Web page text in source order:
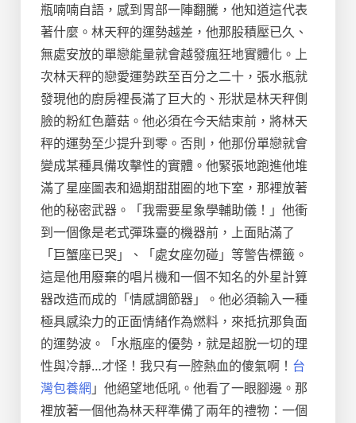
瓶喃喃自語，感到胃部一陣翻騰，他知道這代表
著什麼。林天秤的運勢越差，他那股積壓已久、
無處安放的單戀能量就會越發瘋狂地實體化。上
次林天秤的戀愛運勢跌至百分之二十，張水瓶就
發現他的廚房裡長滿了巨大的、形狀是林天秤側
臉的粉紅色蘑菇。他必須在今天結束前，將林天
秤的運勢至少提升到零。否則，他那份單戀就會
變成某種具備攻擊性的實體。他緊張地跑進他堆
滿了星座圖表和過期甜甜圈的地下室，那裡放著
他的秘密武器。「我需要星象學輔助儀！」他衝
到一個像是老式彈珠臺的機器前，上面貼滿了
「巨蟹座已哭」、「處女座勿碰」等警告標籤。
這是他用廢棄的唱片機和一個不知名的外星計算
器改造而成的「情感調節器」。他必須輸入一種
極具感染力的正面情緒作為燃料，來抵抗那負面
的運勢波。「水瓶座的優勢，就是超脫一切的理
性與冷靜…才怪！我只有一腔熱血的傻氣啊！ 台
灣包養網 」他絕望地低吼。他看了一眼腳邊。那
裡放著一個他為林天秤準備了兩年的禮物：一個